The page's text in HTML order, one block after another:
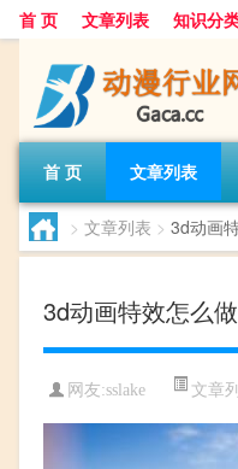
首 页 文章列表 知识分
首 页 文章列表
> 文章列表 > 3d动画
3d动画特效怎么
网友:sslake 文章